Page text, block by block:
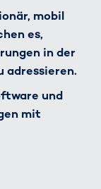
mobil
es,
in der
adressieren.
und
mit